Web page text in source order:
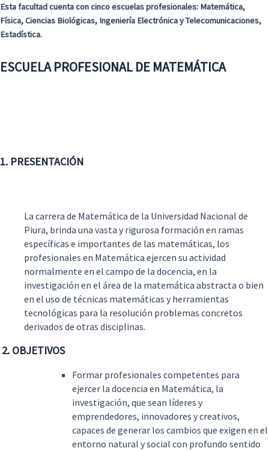
Esta facultad cuenta con cinco escuelas profesionales: Matemática,
Física, Ciencias Biológicas, Ingeniería Electrónica y Telecomunicaciones,
Estadística.
ESCUELA PROFESIONAL DE MATEMÁTICA
1. PRESENTACIÓN
La carrera de Matemática de la Universidad Nacional de
Piura, brinda una vasta y rigurosa formación en ramas
específicas e importantes de las matemáticas, los
profesionales en Matemática ejercen su actividad
normalmente en el campo de la docencia, en la
investigación en el área de la matemática abstracta o bien
en el uso de técnicas matemáticas y herramientas
tecnológicas para la resolución problemas concretos
derivados de otras disciplinas.
2. OBJETIVOS
Formar profesionales competentes para
ejercer la docencia en Matemática, la
investigación, que sean líderes y
emprendedores, innovadores y creativos,
capaces de generar los cambios que exigen en el
entorno natural y social con profundo sentido